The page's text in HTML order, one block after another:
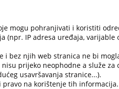
u okviru pravosudnog web
mogu pohranjivati i koristiti
(npr. IP adresa uređaja, varijable
i bez njih web stranica ne bi
prijeko neophodne a služe za
usavršavanja stranice...).
na korištenje tih informacija.